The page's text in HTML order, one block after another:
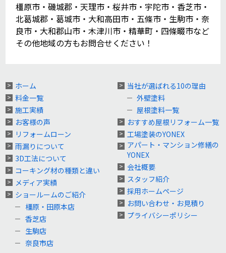
橿原市・磯城郡・天理市・桜井市・宇陀市・香芝市・
北葛城郡・葛城市・大和高田市・五條市・生駒市・奈
良市・大和郡山市・木津川市・精華町・四條畷市など
その他地域の方もお問合せください！
ホーム
料金一覧
施工実績
お客様の声
リフォームローン
雨漏りについて
3D工法について
コーキング材の種類と違い
メディア実績
ショールームのご紹介
橿原・田原本店
香芝店
生駒店
奈良市店
当社が選ばれる10の理由
外壁塗料
屋根塗料一覧
おすすめ屋根リフォーム一覧
工場塗装のYONEX
アパート・マンション修繕の
YONEX
会社概要
スタッフ紹介
採用ホームページ
お問い合わせ・お見積り
プライバシーポリシー